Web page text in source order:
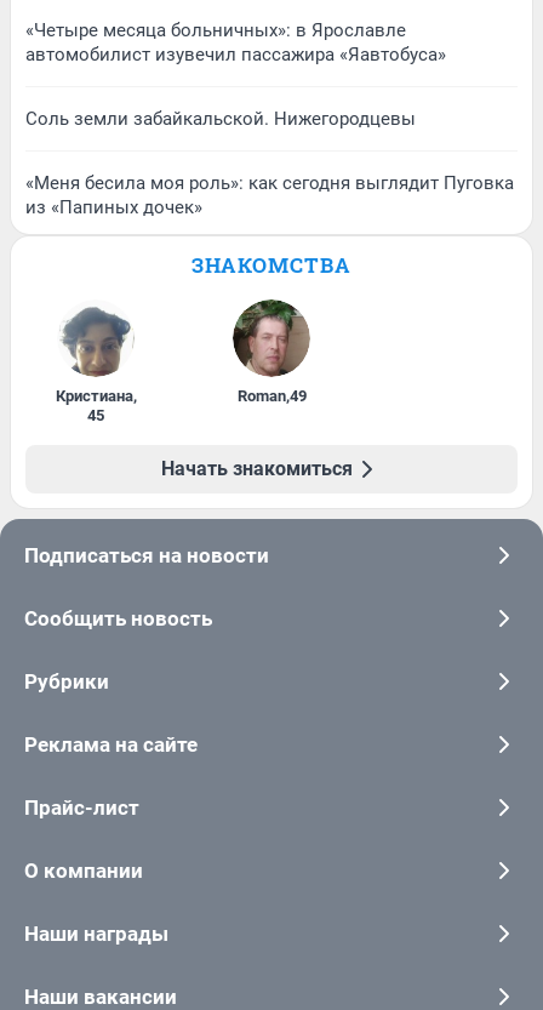
«Четыре месяца больничных»: в Ярославле
автомобилист изувечил пассажира «Яавтобуса»
Соль земли забайкальской. Нижегородцевы
«Меня бесила моя роль»: как сегодня выглядит Пуговка
из «Папиных дочек»
ЗНАКОМСТВА
Кристиана,
45
Roman,49
Начать знакомиться
Подписаться на новости
Сообщить новость
Рубрики
Реклама на сайте
Прайс-лист
О компании
Наши награды
Наши вакансии